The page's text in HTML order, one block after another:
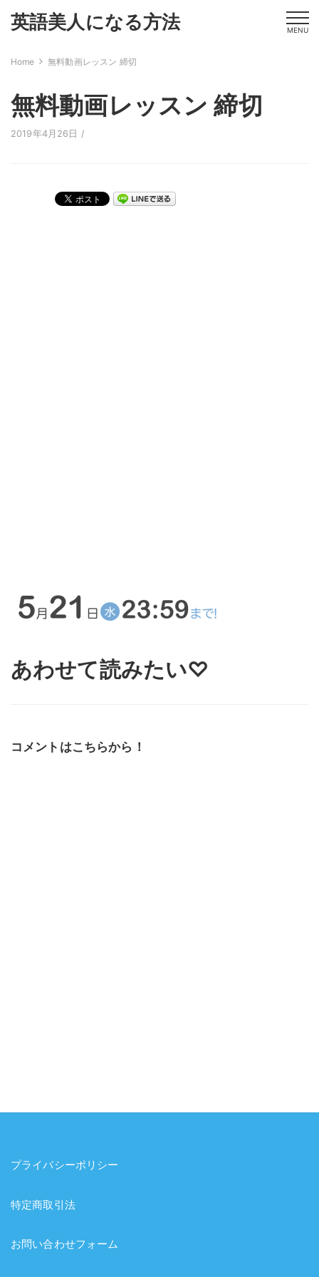
英語美人になる方法 MENU
Home 無料動画レッスン 締切
無料動画レッスン 締切
2019年4月26日 /
あわせて読みたい♡
コメントはこちらから！
プライバシーポリシー
特定商取引法
お問い合わせフォーム